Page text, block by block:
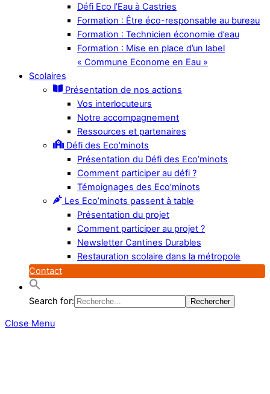
Défi Eco l’Eau à Castries
Formation : Être éco-responsable au bureau
Formation : Technicien économie d’eau
Formation : Mise en place d’un label
« Commune Econome en Eau »
Scolaires
Présentation de nos actions
Vos interlocuteurs
Notre accompagnement
Ressources et partenaires
Défi des Eco’minots
Présentation du Défi des Eco’minots
Comment participer au défi ?
Témoignages des Eco’minots
Les Eco’minots passent à table
Présentation du projet
Comment participer au projet ?
Newsletter Cantines Durables
Restauration scolaire dans la métropole
Contact
Search for:
Close Menu